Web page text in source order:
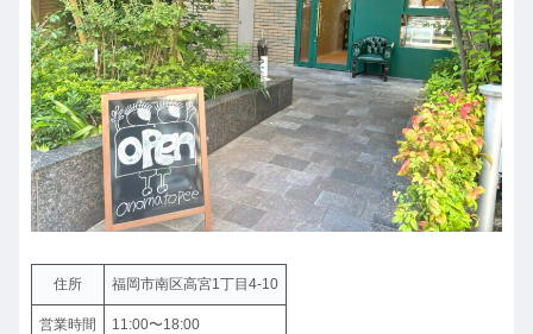
住所 福岡市南区高宮1丁目4-10
営業時間 11:00〜18:00